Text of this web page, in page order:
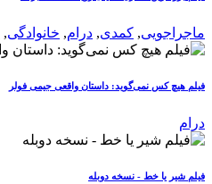
ماجراجویی, کمدی, درام, خانوادگی,
فیلم هیچ کس نمی‌گوید: داستان واقعی جیمی فولر
درام
فیلم شیر یا خط - نسخه دوبله